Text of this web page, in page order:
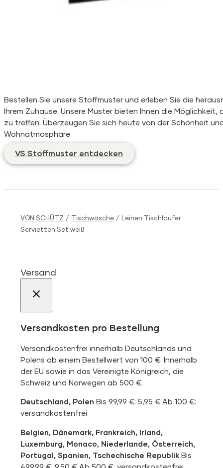
Bestellen Sie unsere Stoffmuster und erleben Sie die
Ihrem Zuhause. Unsere Muster bieten Ihnen die
zu treffen. Überzeugen Sie sich heute von der Schönheit
Wohnatmosphäre.
VS Stoffmuster entdecken
VON SCHÜTZ / Tischwäsche / Leinen Tischläufer
Servietten Set weiß
Versand
Versandkosten pro Bestellung
Versandkostenfrei innerhalb Deutschlands und
Polens ab einem Bestellwert von 100 €. Innerhalb
der EU sowie in das Vereinigte Königreich, die
Schweiz und Norwegen ab 500 €.
Deutschland, Polen Bis 99,99 €: 5,95 € Ab 100 €:
versandkostenfrei
Belgien, Dänemark, Frankreich, Irland,
Luxemburg, Monaco, Niederlande, Österreich,
Portugal, Spanien, Tschechische Republik Bis